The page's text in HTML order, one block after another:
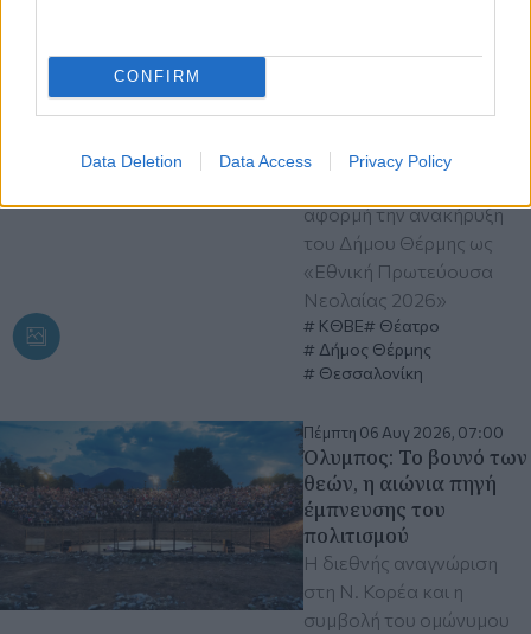
CONFIRM
Data Deletion Data Access Privacy Policy
thAIRmi Festival, που
αφορμή την ανακήρυξη
του Δήμου Θέρμης ως
«Εθνική Πρωτεύουσα
Νεολαίας 2026»
ΚΘΒΕ
Θέατρο
Δήμος Θέρμης
Θεσσαλονίκη
Πέμπτη 06 Αυγ 2026, 07:00
Όλυμπος: Το βουνό των
θεών, η αιώνια πηγή
έμπνευσης του
πολιτισμού
Η διεθνής αναγνώριση
στη Ν. Κορέα και η
συμβολή του ομώνυμου